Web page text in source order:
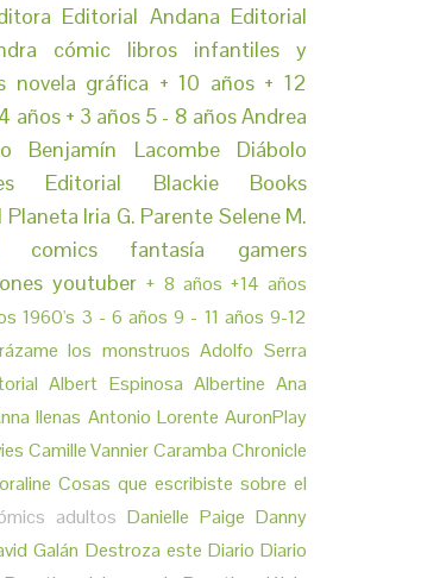
Editorial Andana Editorial
cómic
libros infantiles y
novela gráfica + 10 años + 12
años + 3 años 5 - 8 añosAndrea
Benjamín Lacombe
Diábolo
Editorial Blackie Books
Planeta Iria G. Parente Selene M.
comics fantasía
gamers
youtuber + 8 años +14 años
1960's 3 - 6 años 9 - 11 años 9-12
los monstruos Adolfo Serra
Albert Espinosa Albertine Ana
llenas Antonio Lorente AuronPlay
Camille Vannier Caramba Chronicle
Cosas que escribiste sobre el
adultos Danielle Paige Danny
Galán Destroza este Diario Diario